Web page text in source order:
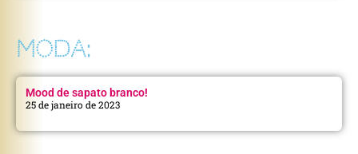
MODA:
Mood de sapato branco!
25 de janeiro de 2023